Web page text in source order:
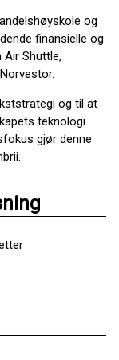
og
finansielle og
Air Shuttle,
og til at
teknologi.
gjør denne